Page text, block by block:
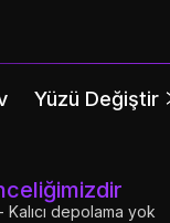
Yüzü Değiştir
Kalıcı depolama yok